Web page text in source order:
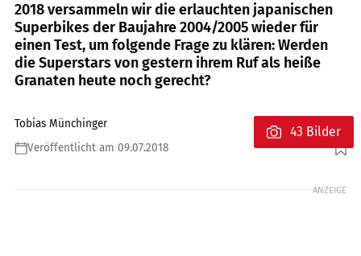
2018 versammeln wir die erlauchten japanischen
Superbikes der Baujahre 2004/2005 wieder für
einen Test, um folgende Frage zu klären: Werden
die Superstars von gestern ihrem Ruf als heiße
Granaten heute noch gerecht?
Tobias Münchinger
Veröffentlicht am 09.07.2018
Foto: fact
43 Bilder
ANZEIGE